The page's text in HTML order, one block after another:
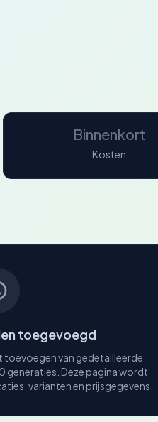
Binnenkort
Kosten
toegevoegd
toevoegen van gedetailleerde
generaties. Deze pagina wordt
varianten en prijsgegevens.